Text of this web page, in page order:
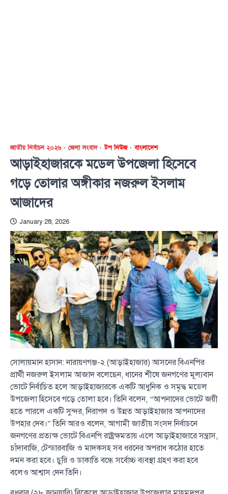
জাতীয় নির্বাচন ২০২৬ জেলা সংবাদ টপ নিউজ বাংলাদেশ
আড়াইহাজারকে মডেল উপজেলা হিসেবে
গড়ে তোলার অঙ্গীকার নজরুল ইসলাম
আজাদের
January 28, 2026
সোলায়মান হাসান: নারায়ণগঞ্জ-২ (আড়াইহাজার) আসনের বিএনপির
প্রার্থী নজরুল ইসলাম আজাদ বলেছেন, ধানের শীষে জনগণের মূল্যবান
ভোটে নির্বাচিত হলে আড়াইহাজারকে একটি আধুনিক ও সমৃদ্ধ মডেল
উপজেলা হিসেবে গড়ে তোলা হবে। তিনি বলেন, “আপনাদের ভোটে জয়ী
হতে পারলে একটি সুন্দর, নিরাপদ ও উন্নত আড়াইহাজার আপনাদের
উপহার দেব।” তিনি আরও বলেন, আগামী জাতীয় সংসদ নির্বাচনে
জনগণের প্রত্যক্ষ ভোটে বিএনপি রাষ্ট্রক্ষমতায় এলে আড়াইহাজারে সন্ত্রাস,
চাঁদাবাজি, টেন্ডারবাজি ও মাদকসহ সব ধরনের অপরাধ কঠোর হাতে
দমন করা হবে। চুরি ও ডাকাতি বন্ধে সর্বোচ্চ ব্যবস্থা গ্রহণ করা হবে
বলেও আশ্বাস দেন তিনি।